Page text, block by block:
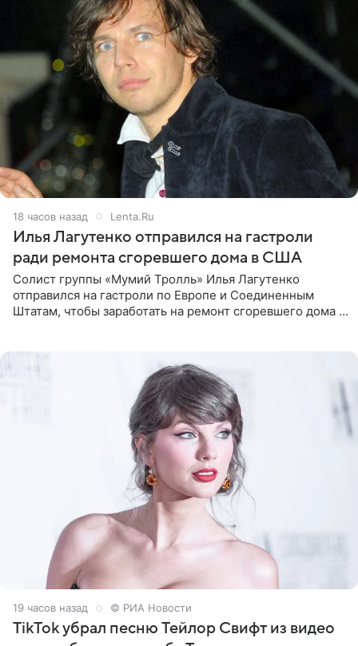
18 часов назад Lenta.Ru
Илья Лагутенко отправился на гастроли
ради ремонта сгоревшего дома в США
Солист группы «Мумий Тролль» Илья Лагутенко
отправился на гастроли по Европе и Соединенным
Штатам, чтобы заработать на ремонт сгоревшего дома в
19 часов назад © РИА Новости
TikTok убрал песню Тейлор Свифт из видео